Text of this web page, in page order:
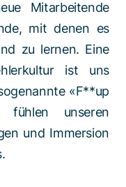
Mitarbeitende
mit denen es
zu lernen. Eine
ist uns
«F**up
fühlen unseren
und Immersion